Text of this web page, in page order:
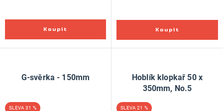
G-svěrka - 150mm
31 %
Hoblík klopkař 50 x
350mm, No.5
21 %